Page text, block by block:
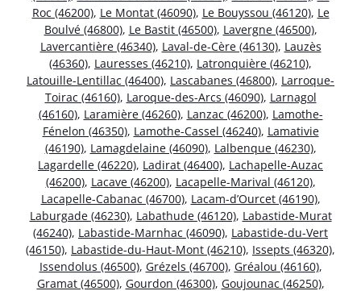
Roc (46200), Le Montat (46090), Le Bouyssou (46120), Le
Boulvé (46800), Le Bastit (46500), Lavergne (46500),
Lavercantière (46340), Laval-de-Cère (46130), Lauzès
(46360), Lauresses (46210), Latronquière (46210),
Latouille-Lentillac (46400), Lascabanes (46800), Larroque-
Toirac (46160), Laroque-des-Arcs (46090), Larnagol
(46160), Laramière (46260), Lanzac (46200), Lamothe-
Fénelon (46350), Lamothe-Cassel (46240), Lamativie
(46190), Lamagdelaine (46090), Lalbenque (46230),
Lagardelle (46220), Ladirat (46400), Lachapelle-Auzac
(46200), Lacave (46200), Lacapelle-Marival (46120),
Lacapelle-Cabanac (46700), Lacam-d’Ourcet (46190),
Laburgade (46230), Labathude (46120), Labastide-Murat
(46240), Labastide-Marnhac (46090), Labastide-du-Vert
(46150), Labastide-du-Haut-Mont (46210), Issepts (46320),
Issendolus (46500), Grézels (46700), Gréalou (46160),
Gramat (46500), Gourdon (46300), Goujounac (46250),